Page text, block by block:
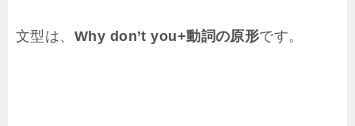
文型は、 Why don’t you+動詞の原形です。